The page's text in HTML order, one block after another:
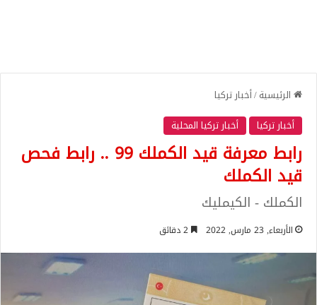
الرئيسية/أخبار تركيا
أخبار تركيا
أخبار تركيا المحلية
رابط معرفة قيد الكملك 99 .. رابط فحص
قيد الكملك
الكملك - الكيمليك
الأربعاء, 23 مارس, 2022